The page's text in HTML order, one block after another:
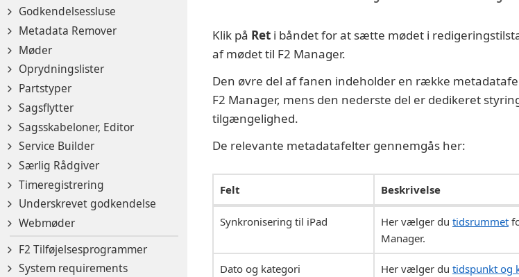
Godkendelsessluse
Metadata Remover
Møder
Oprydningslister
Partstyper
Sagsflytter
Sagsskabeloner, Editor
Service Builder
Særlig Rådgiver
Timeregistrering
Underskrevet godkendelse
Webmøder
F2 Tilføjelsesprogrammer
System requirements
Klik på Ret i båndet for at sætte mødet i
af mødet til F2 Manager.
Den øvre del af fanen indeholder en række
F2 Manager, mens den nederste del er dedikeret
tilgængelighed.
De relevante metadatafelter gennemgås her:
Felt Beskrivelse
Synkronisering til iPad Her vælger du tidsrummet
Manager.
Dato og kategori Her vælger du tidspunkt og